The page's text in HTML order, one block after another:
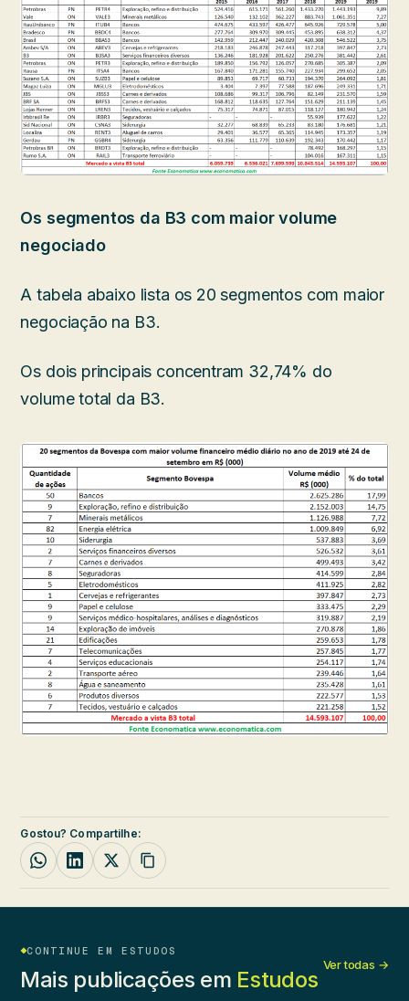
Os segmentos da B3 com maior volume
negociado
A tabela abaixo lista os 20 segmentos com maior
negociação na B3.
Os dois principais concentram 32,74% do
volume total da B3.
Gostou? Compartilhe:
CONTINUE EM ESTUDOS
Mais publicações em Estudos
Ver todas →